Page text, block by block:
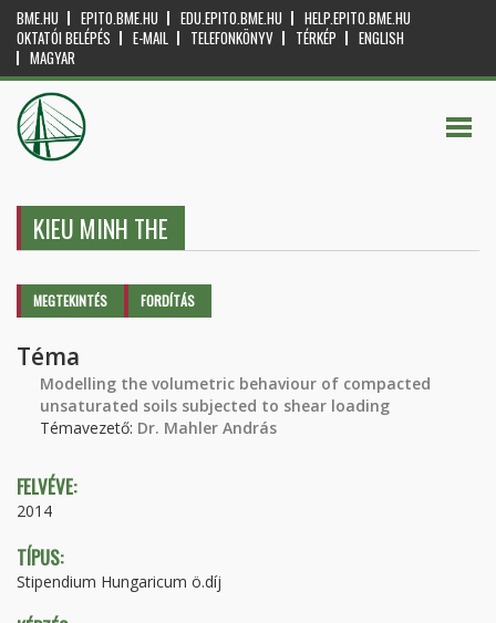
BME.HU EPITO.BME.HU EDU.EPITO.BME.HU
HELP.EPITO.BME.HU
OKTATÓI BELÉPÉS
E-MAIL TELEFONKÖNYV TÉRKÉP
ENGLISH
MAGYAR
KIEU MINH THE
Elsődleges fülek
MEGTEKINTÉS (AKTÍVFORDÍTÁS
Téma
Modelling the volumetric behaviour of compacted
unsaturated soils subjected to shear loading
Témavezető: Dr. Mahler András
FELVÉVE:
2014
TÍPUS:
Stipendium Hungaricum ö.díj